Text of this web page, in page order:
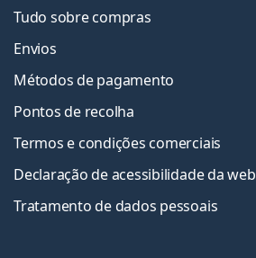
Tudo sobre compras
Envios
Métodos de pagamento
Pontos de recolha
Termos e condições comerciais
Declaração de acessibilidade da web
Tratamento de dados pessoais